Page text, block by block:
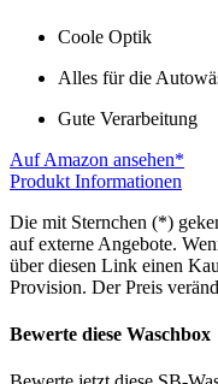
Coole Optik
Alles für die
Gute Verarbeitung
Auf Amazon ansehen*
Produkt Informationen
Die mit Sternchen (*)
auf externe Angebote.
über diesen Link einen
Provision. Der Preis
Bewerte diese Waschbox